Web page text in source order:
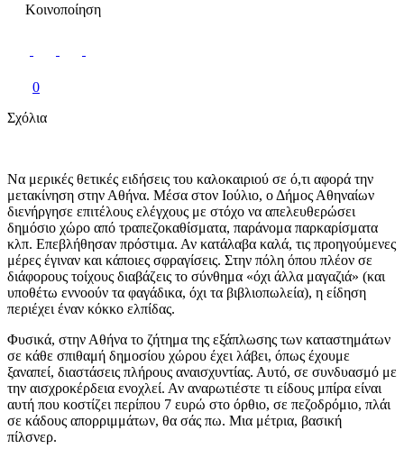
Κοινοποίηση
0
Σχόλια
Να μερικές θετικές ειδήσεις του καλοκαιριού σε ό,τι αφορά την
μετακίνηση στην Αθήνα. Μέσα στον Ιούλιο, ο Δήμος Αθηναίων
διενήργησε επιτέλους ελέγχους με στόχο να απελευθερώσει
δημόσιο χώρο από τραπεζοκαθίσματα, παράνομα παρκαρίσματα
κλπ. Επεβλήθησαν πρόστιμα. Αν κατάλαβα καλά, τις προηγούμενες
μέρες έγιναν και κάποιες σφραγίσεις. Στην πόλη όπου πλέον σε
διάφορους τοίχους διαβάζεις το σύνθημα «όχι άλλα μαγαζιά» (και
υποθέτω εννοούν τα φαγάδικα, όχι τα βιβλιοπωλεία), η είδηση
περιέχει έναν κόκκο ελπίδας.
Φυσικά, στην Αθήνα το ζήτημα της εξάπλωσης των καταστημάτων
σε κάθε σπιθαμή δημοσίου χώρου έχει λάβει, όπως έχουμε
ξαναπεί, διαστάσεις πλήρους αναισχυντίας. Αυτό, σε συνδυασμό με
την αισχροκέρδεια ενοχλεί. Αν αναρωτιέστε τι είδους μπίρα είναι
αυτή που κοστίζει περίπου 7 ευρώ στο όρθιο, σε πεζοδρόμιο, πλάι
σε κάδους απορριμμάτων, θα σάς πω. Μια μέτρια, βασική
πίλσνερ.